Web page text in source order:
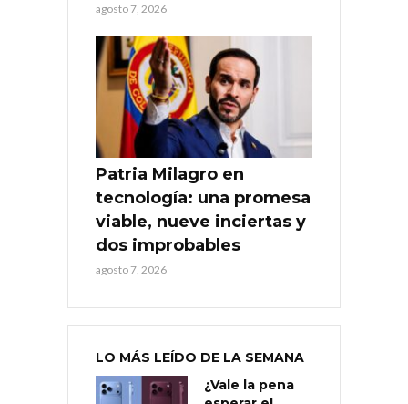
agosto 7, 2026
Patria Milagro en
tecnología: una promesa
viable, nueve inciertas y
dos improbables
agosto 7, 2026
LO MÁS LEÍDO DE LA SEMANA
¿Vale la pena